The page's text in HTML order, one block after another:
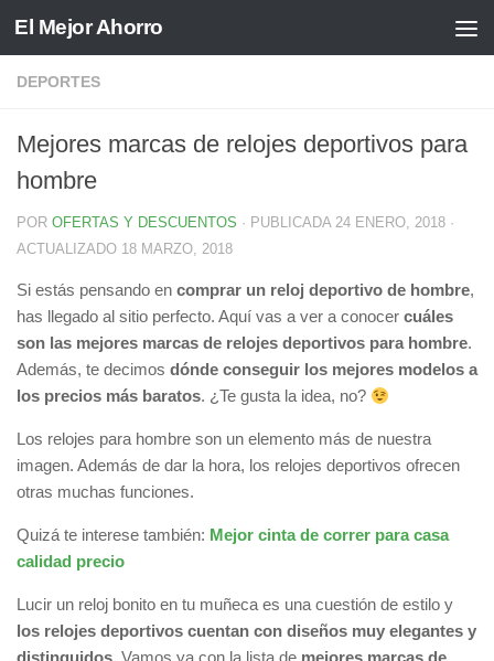
Saltar al contenido
El Mejor Ahorro
DEPORTES
Mejores marcas de relojes deportivos para
hombre
POR OFERTAS Y DESCUENTOS · PUBLICADA 24 ENERO, 2018 ·
ACTUALIZADO 18 MARZO, 2018
Si estás pensando en comprar un reloj deportivo de hombre,
has llegado al sitio perfecto. Aquí vas a ver a conocer cuáles
son las mejores marcas de relojes deportivos para hombre.
Además, te decimos dónde conseguir los mejores modelos a
los precios más baratos. ¿Te gusta la idea, no?
Los relojes para hombre son un elemento más de nuestra
imagen. Además de dar la hora, los relojes deportivos ofrecen
otras muchas funciones.
Quizá te interese también: Mejor cinta de correr para casa
calidad precio
Lucir un reloj bonito en tu muñeca es una cuestión de estilo y
los relojes deportivos cuentan con diseños muy elegantes y
distinguidos. Vamos ya con la lista de mejores marcas de